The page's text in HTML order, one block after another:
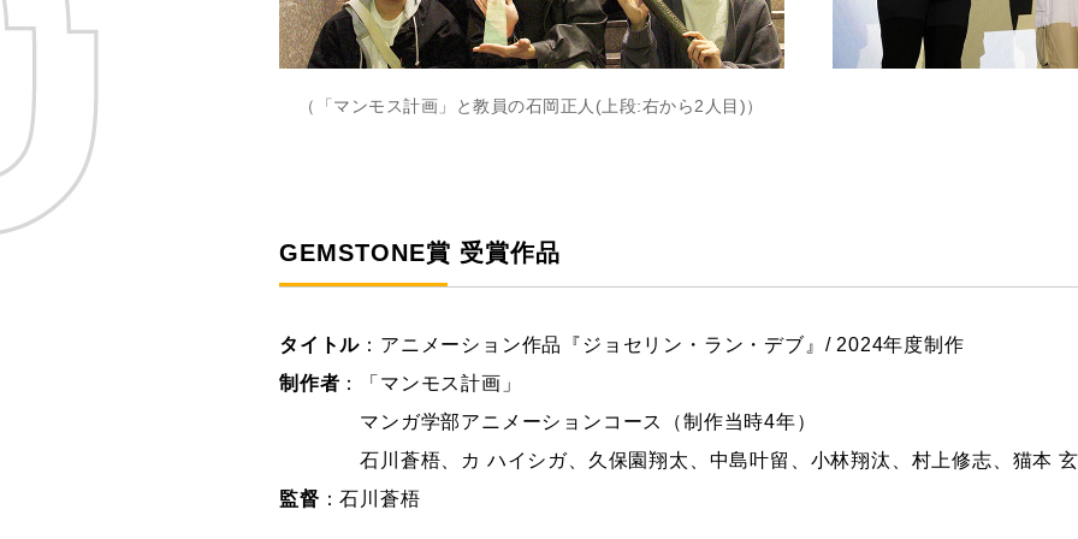
（「マンモス計画」と教員の石岡正人(上段:右から2人目)）
GEMSTONE賞 受賞作品
タイトル ：アニメーション作品『ジョセリン・ラン・デブ』/ 2024年度制作
制作者 ：「マンモス計画」
マンガ学部アニメーションコース（制作当時4年）
石川蒼梧、カ ハイシガ、久保園翔太、中島叶留、小林翔汰、村上修志、猫本 玄
監督 ：石川蒼梧